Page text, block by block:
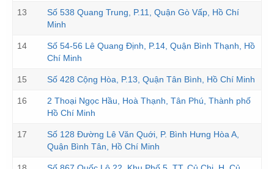
13
Số 538 Quang Trung, P.11, Quận Gò Vấp, Hồ Chí
Minh
14
Số 54-56 Lê Quang Định, P.14, Quận Bình Thạnh, Hồ
Chí Minh
15 Số 428 Cộng Hòa, P.13, Quận Tân Bình, Hồ Chí Minh
16
2 Thoại Ngọc Hầu, Hoà Thạnh, Tân Phú, Thành phố
Hồ Chí Minh
17
Số 128 Đường Lê Văn Quới, P. Bình Hưng Hòa A,
Quận Bình Tân, Hồ Chí Minh